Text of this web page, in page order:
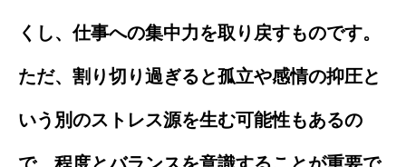
くし、仕事への集中力を取り戻すものです。
ただ、割り切り過ぎると孤立や感情の抑圧と
いう別のストレス源を生む可能性もあるの